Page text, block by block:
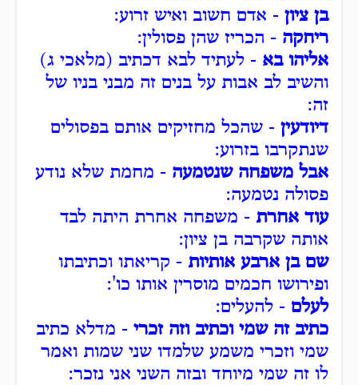
בן ציון - אדם חשוב ואיש זרוע:
ריחקה - הכריז שהן פסולין:
אליהו בא - לעתיד לבא דכתיב (מלאכי ג)
והשיב לב אבות על בנים זה מבני בניו של
זה:
דיודעין - שהכל מחזיקים אותם בפסולים
שנתקרבו בזרוע:
אבל משפחה שנטמעה - מחמת שלא נודע
פסולה נטמעה:
עוד אחרת - משפחה אחרת היתה לבד
אותה שקרבה בן ציון:
שם בן ארבע אותיות - קריאתו וכתיבתו
ופירושו חכמים מוסרין אותו כו':
לעלם - להעלים:
כתיב זה שמי וכתיב וזה זכרי - מדלא כתיב
שמי וזכרי משמע שלמדו שני שמות ואמר
לו זה שמי מיוחד ובזה השני אני נזכר: